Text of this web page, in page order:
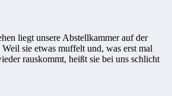
liegt unsere Abstellkammer auf der
Weil sie etwas muffelt und, was erst mal
rauskommt, heißt sie bei uns schlicht